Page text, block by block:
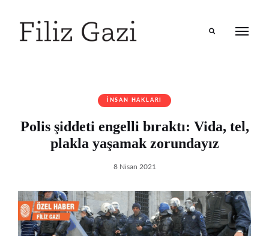
İNSAN HAKLARI
Polis şiddeti engelli bıraktı: Vida, tel,
plakla yaşamak zorundayız
8 Nisan 2021